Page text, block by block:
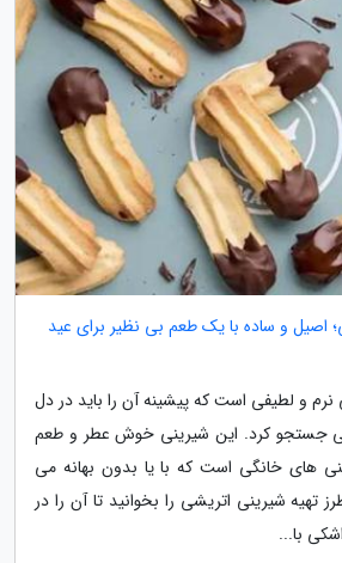
اصیل و ساده با یک طعم بی نظیر برای عید
و لطیفی است که پیشینه آن را باید در دل
جستجو کرد. این شیرینی خوش عطر و طعم
های خانگی است که با یا بدون بهانه می
تهیه شیرینی اتریشی را بخوانید تا آن را در
با...